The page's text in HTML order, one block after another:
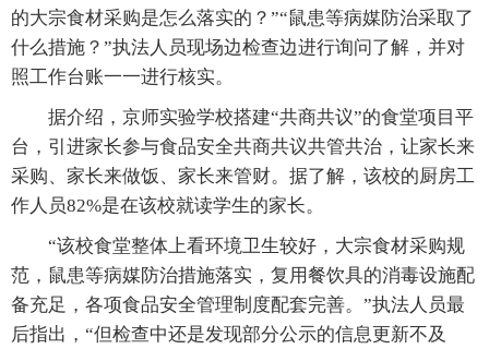
的大宗食材采购是怎么落实的？”“鼠患等病媒防治采取了
什么措施？”执法人员现场边检查边进行询问了解，并对
照工作台账一一进行核实。
据介绍，京师实验学校搭建“共商共议”的食堂项目平
台，引进家长参与食品安全共商共议共管共治，让家长来
采购、家长来做饭、家长来管财。据了解，该校的厨房工
作人员82%是在该校就读学生的家长。
“该校食堂整体上看环境卫生较好，大宗食材采购规
范，鼠患等病媒防治措施落实，复用餐饮具的消毒设施配
备充足，各项食品安全管理制度配套完善。”执法人员最
后指出，“但检查中还是发现部分公示的信息更新不及